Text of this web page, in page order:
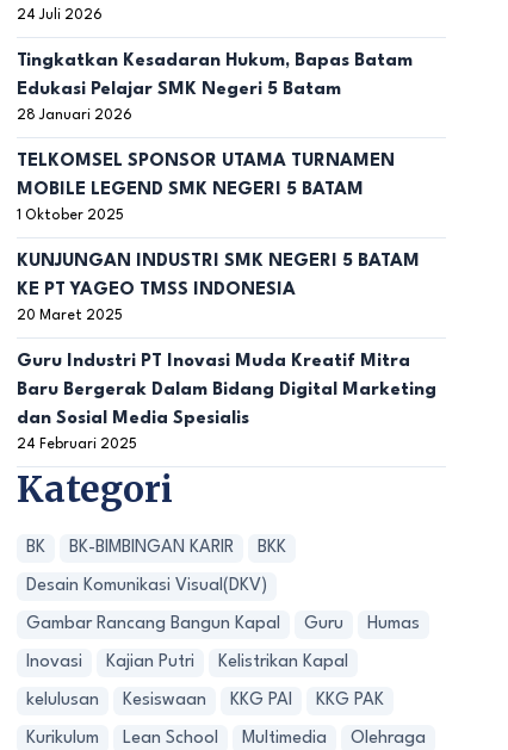
24 Juli 2026
Tingkatkan Kesadaran Hukum, Bapas Batam
Edukasi Pelajar SMK Negeri 5 Batam
28 Januari 2026
TELKOMSEL SPONSOR UTAMA TURNAMEN
MOBILE LEGEND SMK NEGERI 5 BATAM
1 Oktober 2025
KUNJUNGAN INDUSTRI SMK NEGERI 5 BATAM
KE PT YAGEO TMSS INDONESIA
20 Maret 2025
Guru Industri PT Inovasi Muda Kreatif Mitra
Baru Bergerak Dalam Bidang Digital Marketing
dan Sosial Media Spesialis
24 Februari 2025
Kategori
BK BK-BIMBINGAN KARIR BKK
Desain Komunikasi Visual(DKV)
Gambar Rancang Bangun Kapal Guru Humas
Inovasi Kajian Putri Kelistrikan Kapal
kelulusan Kesiswaan KKG PAI KKG PAK
Kurikulum Lean School Multimedia Olehraga